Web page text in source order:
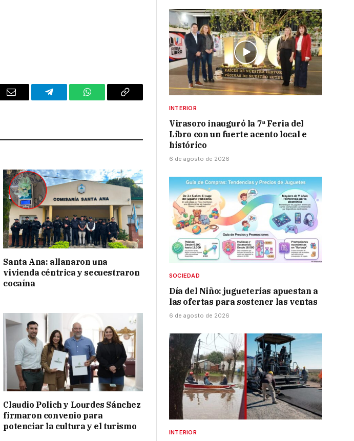
Email Telegram WhatsAppCopy
Santa Ana: allanaron una
vivienda céntrica y secuestraron
cocaína
Claudio Polich y Lourdes Sánchez
firmaron convenio para
potenciar la cultura y el turismo
INTERIOR
Virasoro inauguró la 7ª Feria del
Libro con un fuerte acento local e
histórico
6 de agosto de 2026
SOCIEDAD
Día del Niño: jugueterías apuestan a
las ofertas para sostener las ventas
6 de agosto de 2026
INTERIOR